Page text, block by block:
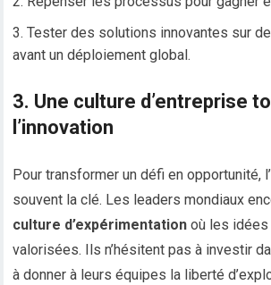
Tester des solutions innovantes sur
avant un déploiement global.
3. Une culture d’entreprise
l’innovation
Pour transformer un défi en opportunité,
souvent la clé. Les leaders mondiaux
culture d’expérimentation où les
valorisées. Ils n’hésitent pas à investir
à donner à leurs équipes la liberté